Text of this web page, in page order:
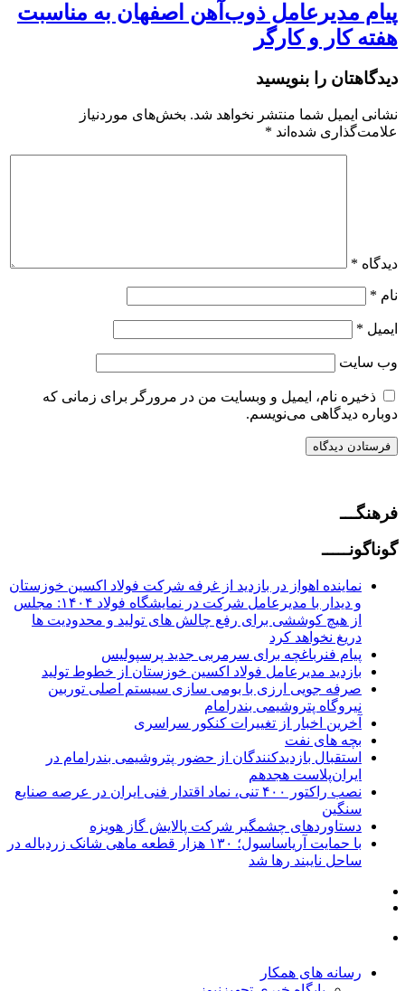
پیام مدیرعامل ذوب‌آهن اصفهان به مناسبت
هفته کار و کارگر
دیدگاهتان را بنویسید
نشانی ایمیل شما منتشر نخواهد شد. بخش‌های موردنیاز
علامت‌گذاری شده‌اند *
دیدگاه *
نام *
ایمیل *
وب‌ سایت
ذخیره نام، ایمیل و وبسایت من در مرورگر برای زمانی که
دوباره دیدگاهی می‌نویسم.
فرهنگـــ
گوناگونـــــ
نماینده اهواز در بازدید از غرفه شرکت فولاد اکسین خوزستان
و دیدار با مدیرعامل شرکت در نمایشگاه فولاد ۱۴۰۴: مجلس
از هیچ کوششی برای رفع چالش های تولید و محدودیت ها
دریغ نخواهد کرد
پیام فنرباغچه برای سرمربی جدید پرسپولیس
بازدید مدیرعامل فولاد اکسین خوزستان از خطوط تولید
صرفه‌ جویی ارزی با بومی‌‌ سازی سیستم اصلی توربین
نیروگاه پتروشیمی بندرامام
آخرین اخبار از تغییرات کنکور سراسری
بچه های نفت
استقبال بازدیدکنندگان از حضور پتروشیمی بندرامام در
ایران‌پلاست هجدهم
نصب راکتور ۴۰۰ تنی، نماد اقتدار فنی ایران در عرصه صنایع
سنگین
دستاوردهای چشمگیر شرکت پالایش گاز هویزه
با حمایت آریاساسول؛ ۱۳۰ هزار قطعه ماهی شانک زردباله در
ساحل نایبند رها شد
رسانه های همکار